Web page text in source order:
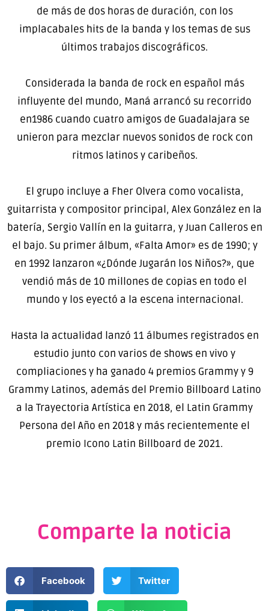
de más de dos horas de duración, con los
implacabales hits de la banda y los temas de sus
últimos trabajos discográficos.
Considerada la banda de rock en español más
influyente del mundo, Maná arrancó su recorrido
en1986 cuando cuatro amigos de Guadalajara se
unieron para mezclar nuevos sonidos de rock con
ritmos latinos y caribeños.
El grupo incluye a Fher Olvera como vocalista,
guitarrista y compositor principal, Alex González en la
batería, Sergio Vallín en la guitarra, y Juan Calleros en
el bajo. Su primer álbum, «Falta Amor» es de 1990; y
en 1992 lanzaron «¿Dónde Jugarán los Niños?», que
vendió más de 10 millones de copias en todo el
mundo y los eyectó a la escena internacional.
Hasta la actualidad lanzó 11 álbumes registrados en
estudio junto con varios de shows en vivo y
compliaciones y ha ganado 4 premios Grammy y 9
Grammy Latinos, además del Premio Billboard Latino
a la Trayectoria Artística en 2018, el Latin Grammy
Persona del Año en 2018 y más recientemente el
premio Icono Latin Billboard de 2021.
Comparte la noticia
Facebook Twitter